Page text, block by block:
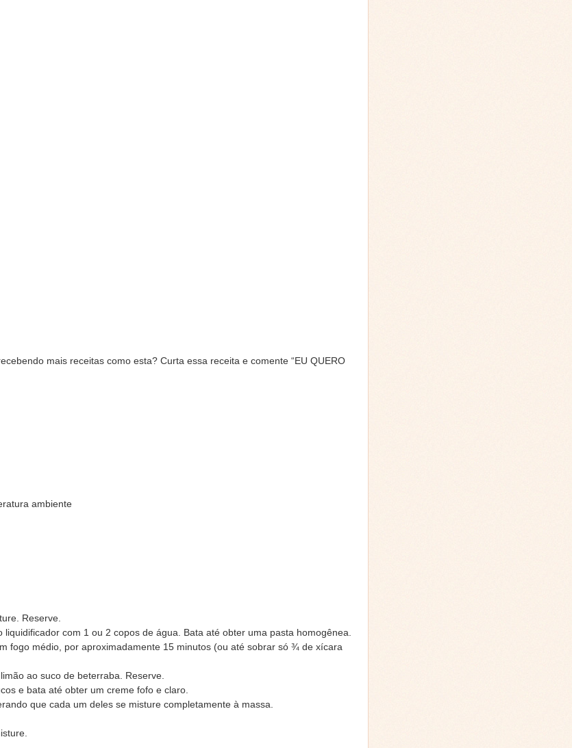
mais receitas como esta? Curta essa receita e comente “EU QUERO
ambiente
Reserve.
com 1 ou 2 copos de água. Bata até obter uma pasta homogênea.
fogo médio, por aproximadamente 15 minutos (ou até sobrar só ¾ de xícara
ao suco de beterraba. Reserve.
e bata até obter um creme fofo e claro.
que cada um deles se misture completamente à massa.